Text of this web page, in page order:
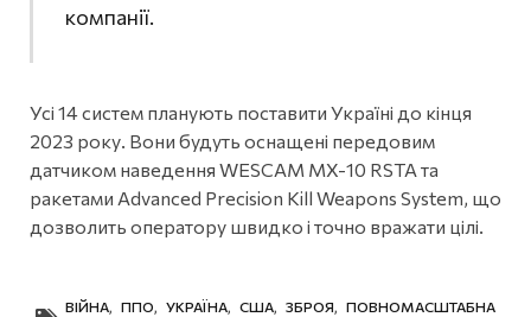
компанії.
Усі 14 систем планують поставити Україні до кінця
2023 року. Вони будуть оснащені передовим
датчиком наведення WESCAM MX-10 RSTA та
ракетами Advanced Precision Kill Weapons System, що
дозволить оператору швидко і точно вражати цілі.
ВІЙНА, ППО, УКРАЇНА, США, ЗБРОЯ, ПОВНОМАСШТАБНА